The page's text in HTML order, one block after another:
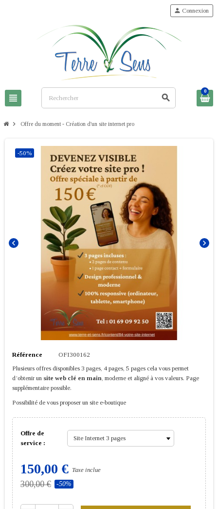
view_headline search
person Connexion
0
chevron_right Offre du moment - Création d'un site internet pro
chevron_left chevron_right
-50%
Référence
OFI300162
Plusieurs offres disponibles 3 pages, 4 pages, 5 pages cela vous permet
d’obtenir un site web clé en main, moderne et aligné à vos valeurs. Page
supplémentaire possible.
Possibilité de vous proposer un site e-boutique
Offre de
service :
150,00 € Taxe inclue
300,00 € -50%